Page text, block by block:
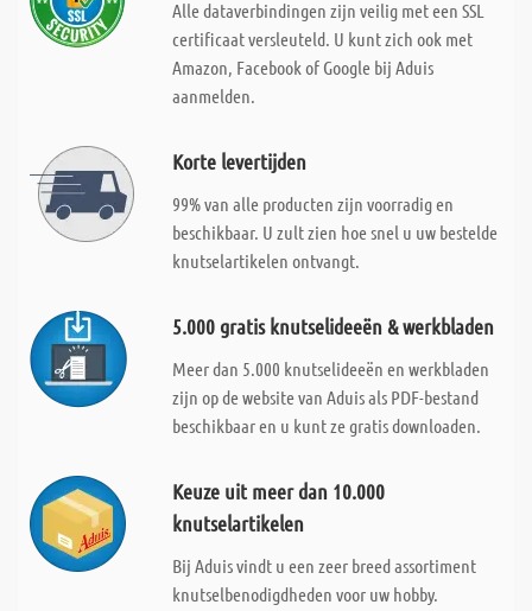
Alle dataverbindingen zijn veilig met een SSL
certificaat versleuteld. U kunt zich ook met
Amazon, Facebook of Google bij Aduis
aanmelden.
Korte levertijden
99% van alle producten zijn voorradig en
beschikbaar. U zult zien hoe snel u uw bestelde
knutselartikelen ontvangt.
5.000 gratis knutselideeën & werkbladen
Meer dan 5.000 knutselideeën en werkbladen
zijn op de website van Aduis als PDF-bestand
beschikbaar en u kunt ze gratis downloaden.
Keuze uit meer dan 10.000
knutselartikelen
Bij Aduis vindt u een zeer breed assortiment
knutselbenodigdheden voor uw hobby.